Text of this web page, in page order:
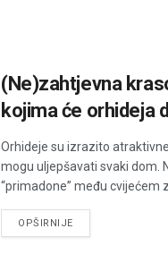
(Ne)zahtjevna
kojima će orhideja
Orhideje su izrazito
mogu uljepšavati svaki dom.
“primadone” među cvijećem
OPŠIRNIJEDETAILS